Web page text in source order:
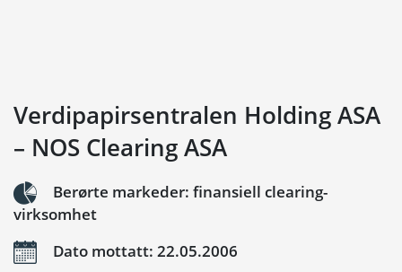
Verdipapirsentralen Holding ASA
– NOS Clearing ASA
Berørte markeder: finansiell clearing-
virksomhet
Dato mottatt: 22.05.2006